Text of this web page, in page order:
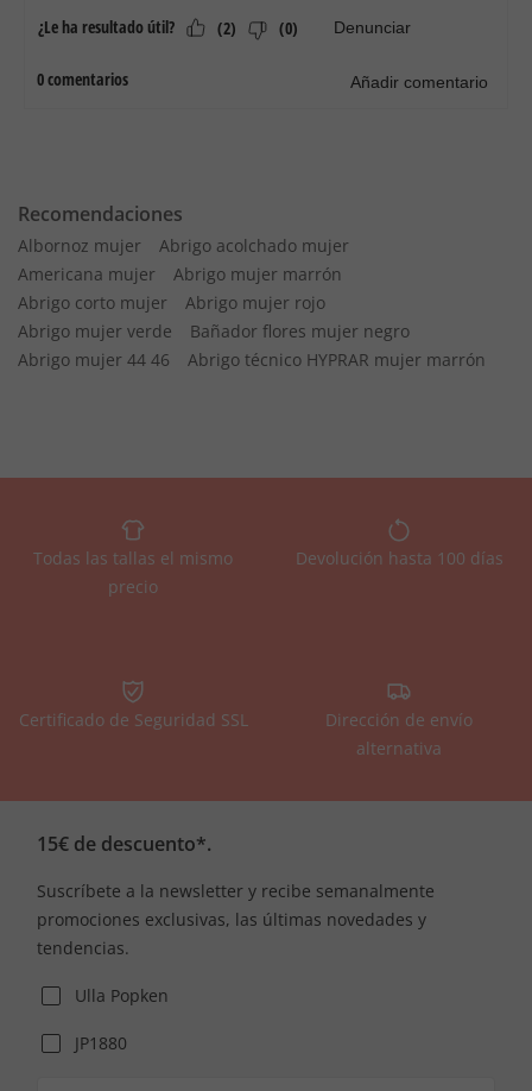
Recomendaciones
Albornoz mujer
Abrigo acolchado mujer
Americana mujer
Abrigo mujer marrón
Abrigo corto mujer
Abrigo mujer rojo
Abrigo mujer verde
Bañador flores mujer negro
Abrigo mujer 44 46
Abrigo técnico HYPRAR mujer marrón
Todas las tallas el mismo
precio
Devolución hasta 100 días
Certificado de Seguridad SSL
Dirección de envío
alternativa
15€ de descuento*.
Suscríbete a la newsletter y recibe semanalmente
promociones exclusivas, las últimas novedades y
tendencias.
Ulla Popken
JP1880